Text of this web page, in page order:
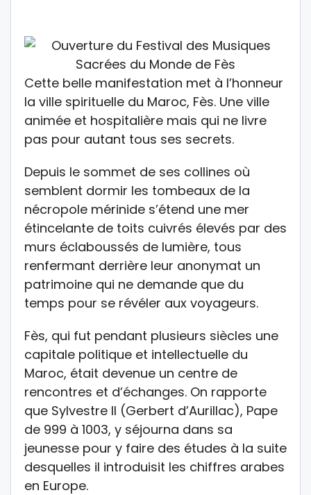
Cette belle manifestation met à l’honneur
la ville spirituelle du Maroc, Fès. Une ville
animée et hospitalière mais qui ne livre
pas pour autant tous ses secrets.
Depuis le sommet de ses collines où
semblent dormir les tombeaux de la
nécropole mérinide s’étend une mer
étincelante de toits cuivrés élevés par des
murs éclaboussés de lumière, tous
renfermant derrière leur anonymat un
patrimoine qui ne demande que du
temps pour se révéler aux voyageurs.
Fès, qui fut pendant plusieurs siècles une
capitale politique et intellectuelle du
Maroc, était devenue un centre de
rencontres et d’échanges. On rapporte
que Sylvestre II (Gerbert d’Aurillac), Pape
de 999 à 1003, y séjourna dans sa
jeunesse pour y faire des études à la suite
desquelles il introduisit les chiffres arabes
en Europe.